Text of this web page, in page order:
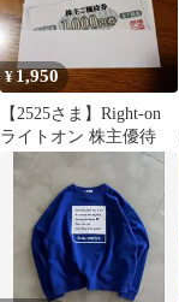
¥1,950
【2525さま】Right-on
ライトオン 株主優待